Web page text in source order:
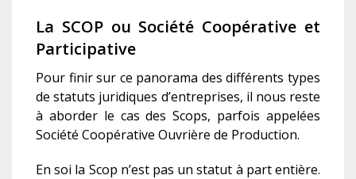
La SCOP ou Société Coopérative et
Participative
Pour finir sur ce panorama des différents types
de statuts juridiques d’entreprises, il nous reste
à aborder le cas des Scops, parfois appelées
Société Coopérative Ouvrière de Production.
En soi la Scop n’est pas un statut à part entière.